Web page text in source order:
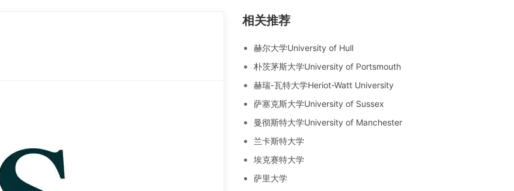
相关推荐
赫尔大学University of Hull
朴茨茅斯大学University of Portsmouth
赫瑞-瓦特大学Heriot-Watt University
萨塞克斯大学University of Sussex
曼彻斯特大学University of Manchester
兰卡斯特大学
埃克赛特大学
萨里大学